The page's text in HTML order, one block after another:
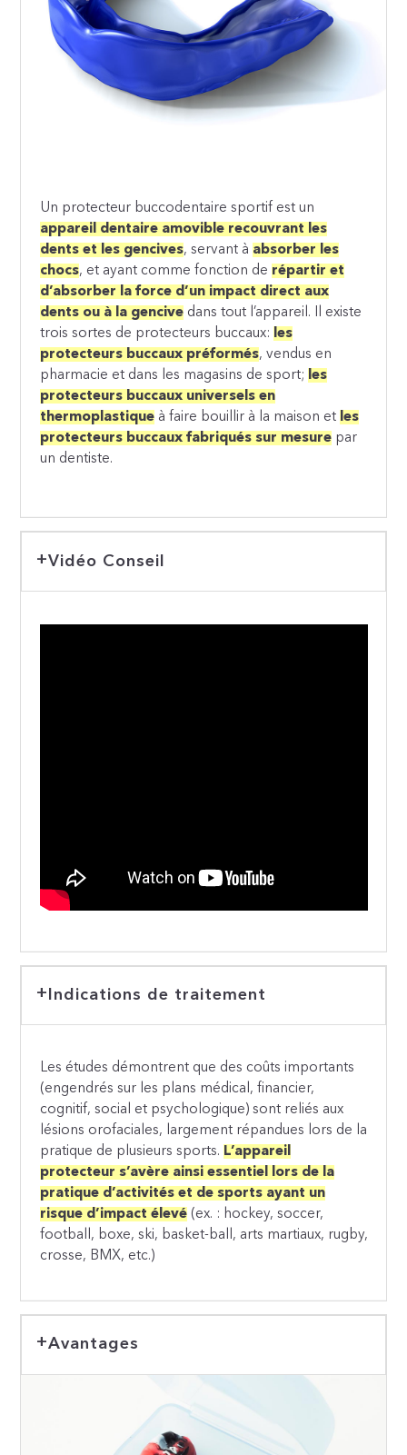
Un protecteur buccodentaire sportif est un
appareil dentaire amovible recouvrant les
dents et les gencives, servant à absorber les
chocs, et ayant comme fonction de répartir et
d’absorber la force d’un impact direct aux
dents ou à la gencive dans tout l’appareil. Il existe
trois sortes de protecteurs buccaux: les
protecteurs buccaux préformés, vendus en
pharmacie et dans les magasins de sport; les
protecteurs buccaux universels en
thermoplastique à faire bouillir à la maison et les
protecteurs buccaux fabriqués sur mesure par
un dentiste.
Vidéo Conseil
Indications de traitement
Les études démontrent que des coûts importants
(engendrés sur les plans médical, financier,
cognitif, social et psychologique) sont reliés aux
lésions orofaciales, largement répandues lors de la
pratique de plusieurs sports. L’appareil
protecteur s’avère ainsi essentiel lors de la
pratique d’activités et de sports ayant un
risque d’impact élevé (ex. : hockey, soccer,
football, boxe, ski, basket-ball, arts martiaux, rugby,
crosse, BMX, etc.)
Avantages